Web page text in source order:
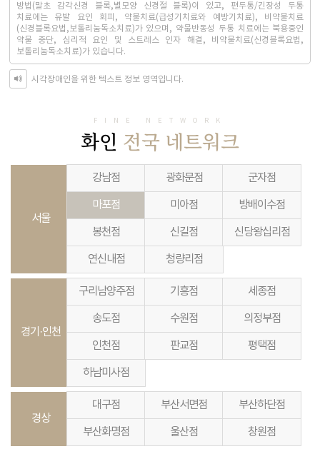
방법(말초 감각신경 블록,별모양 신경절 블록)이 있고, 편두통/긴장성 두통
치료에는 유발 요인 회피, 약물치료(급성기치료와 예방기치료), 비약물치료
(신경블록요법,보톨리눔독소치료)가 있으며, 약물반동성 두통 치료에는 북용중인
약물 중단, 심리적 요인 및 스트레스 인자 해결, 비약물치료(신경블록요법,
보톨리눔독소치료)가 있습니다.
시각장애인을 위한 텍스트 정보 영역입니다.
FINE NETWORK
화인 전국 네트워크
서울
강남점 광화문점 군자점
마포점 미아점 방배이수점
봉천점 신길점 신당왕십리점
연신내점 청량리점
경기·인천
구리남양주점 기흥점 세종점
송도점 수원점 의정부점
인천점 판교점 평택점
하남미사점
경상
대구점 부산서면점 부산하단점
부산화명점 울산점 창원점